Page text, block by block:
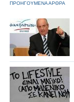
ΠΡΟΗΓΟΥΜΕΝΑ ΑΡΘΡΑ